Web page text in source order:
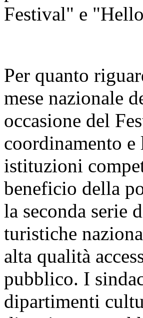
Festival" e
Per quanto
mese nazionale
occasione del
coordinamento
istituzioni
beneficio della
la seconda serie
turistiche
alta qualità
pubblico. I
dipartimenti